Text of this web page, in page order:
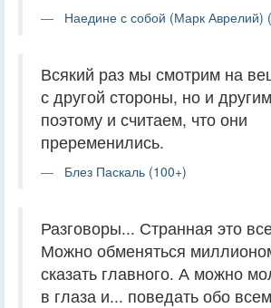
Наедине с собой (Марк Аврелий)
Всякий раз мы смотрим на
с другой стороны, но и
поэтому и считаем, что они
преременились.
Блез Паскаль (100+)
Разговоры... Странная это
Можно обменяться
сказать главного. А можно
в глаза и... поведать обо